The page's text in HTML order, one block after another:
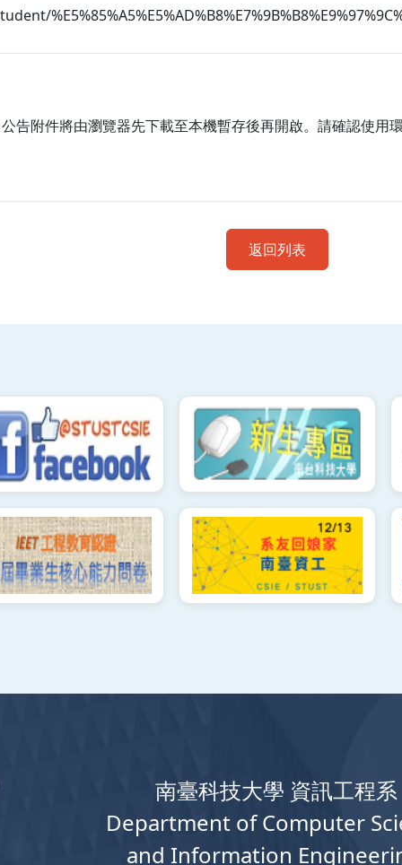
告附件將由瀏覽器先下載至本機暫存後再開啟。請確認使用
返回列表
南臺科技大學 資訊工程系
Department of Computer
and Information